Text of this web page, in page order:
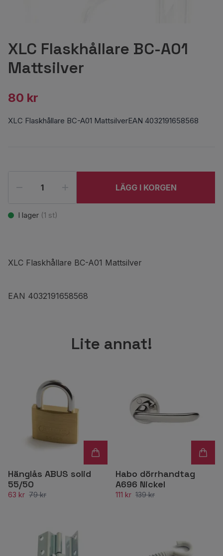
XLC Flaskhållare BC-A01
Mattsilver
80 kr
XLC Flaskhållare BC-A01 MattsilverEAN 4032191658568
LÄGG I KORGEN
I lager (1 st)
XLC Flaskhållare BC-A01 Mattsilver
EAN 4032191658568
Lite annat!
Hänglås ABUS solid
55/50
63 kr 79 kr
Habo dörrhandtag
A696 Nickel
111 kr 139 kr